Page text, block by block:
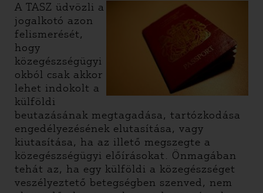
A TASZ üdvözli a
jogalkotó azon
felismerését,
hogy
közegészségügyi
okból csak akkor
lehet indokolt a
külföldi
beutazásának megtagadása, tartózkodása
engedélyezésének elutasítása, vagy
kiutasítása, ha az illető megszegte a
közegészségügyi előírásokat. Önmagában
tehát az, ha egy külföldi a közegészséget
veszélyeztető betegségben szenved, nem